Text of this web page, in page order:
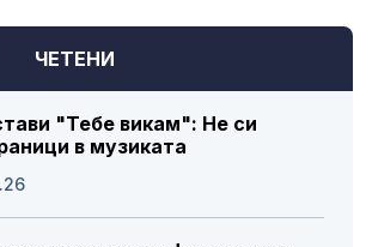
ЧЕТЕНИ
"Тебе викам": Не си
в музиката